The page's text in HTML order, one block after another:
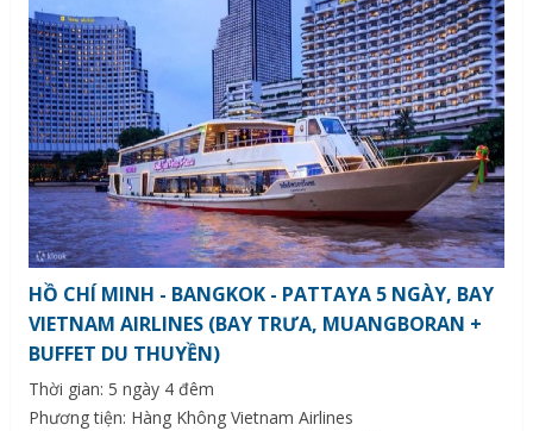
HỒ CHÍ MINH - BANGKOK - PATTAYA 5 NGÀY, BAY
VIETNAM AIRLINES (BAY TRƯA, MUANGBORAN +
BUFFET DU THUYỀN)
Thời gian: 5 ngày 4 đêm
Phương tiện: Hàng Không Vietnam Airlines